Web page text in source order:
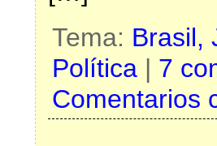
Tema: Brasil,
Política| 7
Comentarios